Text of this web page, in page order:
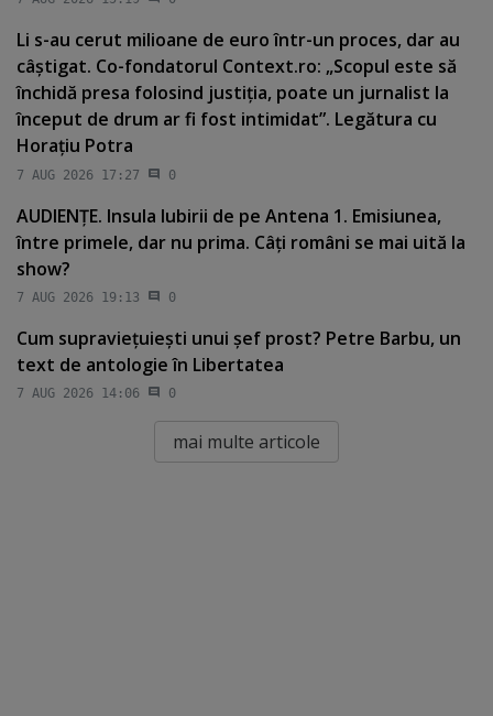
Li s-au cerut milioane de euro într-un proces, dar au
câştigat. Co-fondatorul Context.ro: „Scopul este să
închidă presa folosind justiţia, poate un jurnalist la
început de drum ar fi fost intimidat”. Legătura cu
Horaţiu Potra
7 AUG 2026 17:27 0
AUDIENŢE. Insula Iubirii de pe Antena 1. Emisiunea,
între primele, dar nu prima. Câţi români se mai uită la
show?
7 AUG 2026 19:13 0
Cum supravieţuieşti unui şef prost? Petre Barbu, un
text de antologie în Libertatea
7 AUG 2026 14:06 0
mai multe articole